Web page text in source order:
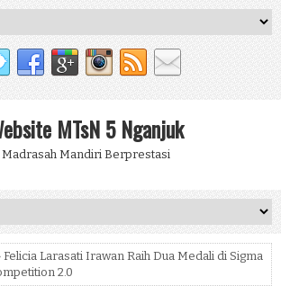
MTsN 5 Nganjuk
Madrasah Mandiri Berprestasi
Felicia Larasati Irawan Raih Dua Medali di Sigma
2.0